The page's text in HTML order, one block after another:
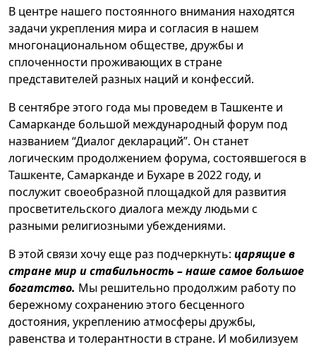
В центре нашего постоянного внимания находятся
задачи укрепления мира и согласия в нашем
многонациональном обществе, дружбы и
сплоченности проживающих в стране
представителей разных наций и конфессий.
В сентябре этого года мы проведем в Ташкенте и
Самарканде большой международный форум под
названием “Диалог деклараций”. Он станет
логическим продолжением форума, состоявшегося в
Ташкенте, Самарканде и Бухаре в 2022 году, и
послужит своеобразной площадкой для развития
просветительского диалога между людьми с
разными религиозными убеждениями.
В этой связи хочу еще раз подчеркнуть: царящие в
стране мир и стабильность – наше самое большое
богатство. Мы решительно продолжим работу по
бережному сохранению этого бесценного
достояния, укреплению атмосферы дружбы,
равенства и толерантности в стране. И мобилизуем